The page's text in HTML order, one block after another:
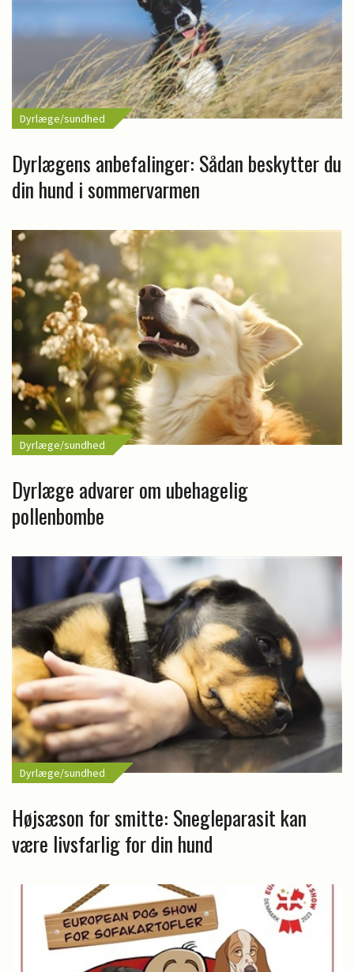
Dyrlæge/sundhed
Dyrlægens anbefalinger: Sådan beskytter du
din hund i sommervarmen
Dyrlæge/sundhed
Dyrlæge advarer om ubehagelig
pollenbombe
Dyrlæge/sundhed
Højsæson for smitte: Snegleparasit kan
være livsfarlig for din hund